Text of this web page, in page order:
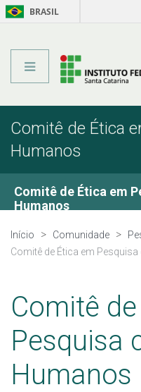
BRASIL
Comitê de Ética
Humanos
Comitê de Ética em
Humanos
Membros
Pendências, emendas e
Calendário de reuniões
Início Comunidade
Comitê de Ética em
Comitê
Pesquisa
Humanos